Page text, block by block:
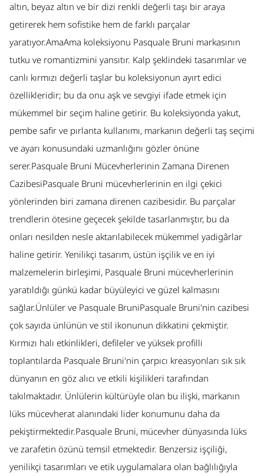
altın, beyaz altın ve bir dizi renkli değerli taşı bir araya
getirerek hem sofistike hem de farklı parçalar
yaratıyor.AmaAma koleksiyonu Pasquale Bruni markasının
tutku ve romantizmini yansıtır. Kalp şeklindeki tasarımlar ve
canlı kırmızı değerli taşlar bu koleksiyonun ayırt edici
özellikleridir; bu da onu aşk ve sevgiyi ifade etmek için
mükemmel bir seçim haline getirir. Bu koleksiyonda yakut,
pembe safir ve pırlanta kullanımı, markanın değerli taş seçimi
ve ayarı konusundaki uzmanlığını gözler önüne
serer.Pasquale Bruni Mücevherlerinin Zamana Direnen
CazibesiPasquale Bruni mücevherlerinin en ilgi çekici
yönlerinden biri zamana direnen cazibesidir. Bu parçalar
trendlerin ötesine geçecek şekilde tasarlanmıştır, bu da
onları nesilden nesle aktarılabilecek mükemmel yadigârlar
haline getirir. Yenilikçi tasarım, üstün işçilik ve en iyi
malzemelerin birleşimi, Pasquale Bruni mücevherlerinin
yaratıldığı günkü kadar büyüleyici ve güzel kalmasını
sağlar.Ünlüler ve Pasquale BruniPasquale Bruni'nin cazibesi
çok sayıda ünlünün ve stil ikonunun dikkatini çekmiştir.
Kırmızı halı etkinlikleri, defileler ve yüksek profilli
toplantılarda Pasquale Bruni'nin çarpıcı kreasyonları sık sık
dünyanın en göz alıcı ve etkili kişilikleri tarafından
takılmaktadır. Ünlülerin kültürüyle olan bu ilişki, markanın
lüks mücevherat alanındaki lider konumunu daha da
pekiştirmektedir.Pasquale Bruni, mücevher dünyasında lüks
ve zarafetin özünü temsil etmektedir. Benzersiz işçiliği,
yenilikçi tasarımları ve etik uygulamalara olan bağlılığıyla